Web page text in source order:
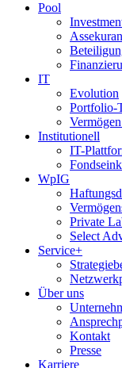
Pool
IT
Evolution
Portfolio-
Institutionell
IT-
WpIG
Private
Select
Service+
Über uns
Kontakt
Presse
Karriere